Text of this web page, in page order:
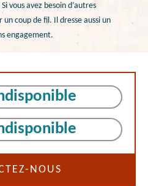
vous avez besoin d’autres
coup de fil. Il dresse aussi un
engagement.
NOUS